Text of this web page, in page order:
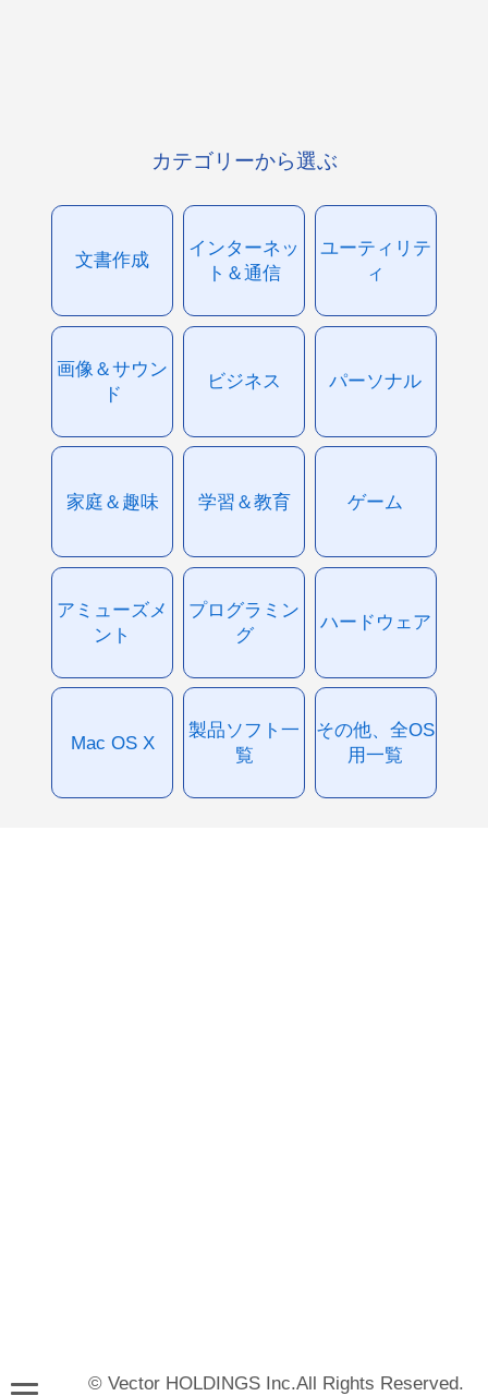
カテゴリーから選ぶ
文書作成
インターネッ
ト＆通信
ユーティリテ
ィ
画像＆サウン
ド
ビジネス パーソナル
家庭＆趣味 学習＆教育 ゲーム
アミューズメ
ント
プログラミン
グ
ハードウェア
Mac OS X
製品ソフト一
覧
その他、全OS
用一覧
© Vector HOLDINGS Inc.All Rights Reserved.